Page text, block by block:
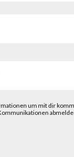
um mit dir